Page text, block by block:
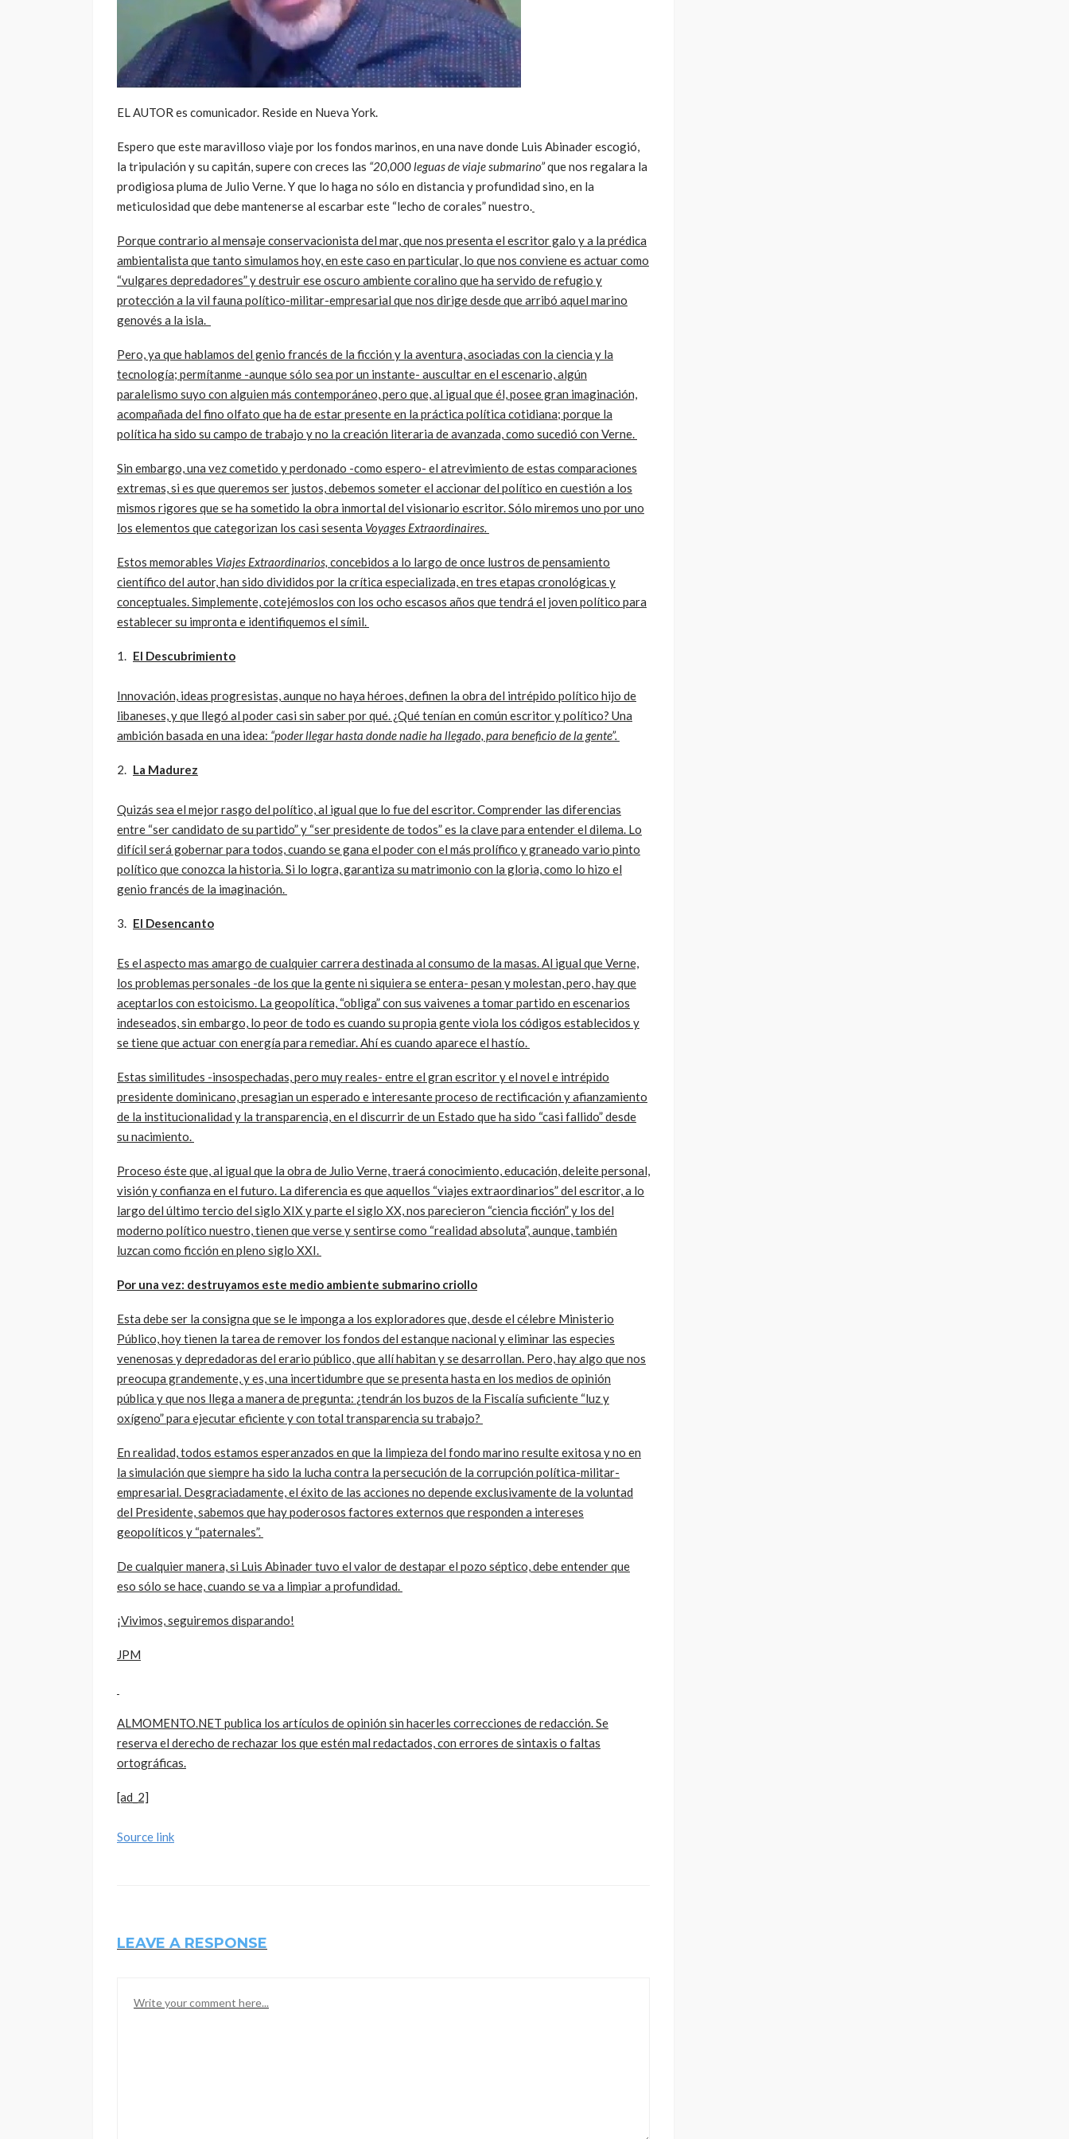
EL AUTOR es comunicador. Reside en Nueva York.
Espero que este maravilloso viaje por los fondos marinos, en una nave donde Luis Abinader escogió,
la tripulación y su capitán, supere con creces las “20,000 leguas de viaje submarino”que nos regalara la
prodigiosa pluma de Julio Verne. Y que lo haga no sólo en distancia y profundidad sino, en la
meticulosidad que debe mantenerse al escarbar este “lecho de corales” nuestro.
Porque contrario al mensaje conservacionista del mar, que nos presenta el escritor galo y a la prédica
ambientalista que tanto simulamos hoy, en este caso en particular, lo que nos conviene es actuar como
“vulgares depredadores” y destruir ese oscuro ambiente coralino que ha servido de refugio y
protección a la vil fauna político-militar-empresarial que nos dirige desde que arribó aquel marino
genovés a la isla.
Pero, ya que hablamos del genio francés de la ficción y la aventura, asociadas con la ciencia y la
tecnología; permítanme -aunque sólo sea por un instante- auscultar en el escenario, algún
paralelismo suyo con alguien más contemporáneo, pero que, al igual que él, posee gran imaginación,
acompañada del fino olfato que ha de estar presente en la práctica política cotidiana; porque la
política ha sido su campo de trabajo y no la creación literaria de avanzada, como sucedió con Verne.
Sin embargo, una vez cometido y perdonado -como espero- el atrevimiento de estas comparaciones
extremas, si es que queremos ser justos, debemos someter el accionar del político en cuestión a los
mismos rigores que se ha sometido la obra inmortal del visionario escritor. Sólo miremos uno por uno
los elementos que categorizan los casi sesenta Voyages Extraordinaires.
Estos memorables Viajes Extraordinarios, concebidos a lo largo de once lustros de pensamiento
científico del autor, han sido divididos por la crítica especializada, en tres etapas cronológicas y
conceptuales. Simplemente, cotejémoslos con los ocho escasos años que tendrá el joven político para
establecer su impronta e identifiquemos el símil.
El Descubrimiento
Innovación, ideas progresistas, aunque no haya héroes, definen la obra del intrépido político hijo de
libaneses, y que llegó al poder casi sin saber por qué. ¿Qué tenían en común escritor y político? Una
ambición basada en una idea: “poder llegar hasta donde nadie ha llegado, para beneficio de la gente”.
La Madurez
Quizás sea el mejor rasgo del político, al igual que lo fue del escritor. Comprender las diferencias
entre “ser candidato de su partido” y “ser presidente de todos” es la clave para entender el dilema. Lo
difícil será gobernar para todos, cuando se gana el poder con el más prolífico y graneado vario pinto
político que conozca la historia. Si lo logra, garantiza su matrimonio con la gloria, como lo hizo el
genio francés de la imaginación.
El Desencanto
Es el aspecto mas amargo de cualquier carrera destinada al consumo de la masas. Al igual que Verne,
los problemas personales -de los que la gente ni siquiera se entera- pesan y molestan, pero, hay que
aceptarlos con estoicismo. La geopolítica, “obliga” con sus vaivenes a tomar partido en escenarios
indeseados, sin embargo, lo peor de todo es cuando su propia gente viola los códigos establecidos y
se tiene que actuar con energía para remediar. Ahí es cuando aparece el hastío.
Estas similitudes -insospechadas, pero muy reales- entre el gran escritor y el novel e intrépido
presidente dominicano, presagian un esperado e interesante proceso de rectificación y afianzamiento
de la institucionalidad y la transparencia, en el discurrir de un Estado que ha sido “casi fallido” desde
su nacimiento.
Proceso éste que, al igual que la obra de Julio Verne, traerá conocimiento, educación, deleite personal,
visión y confianza en el futuro. La diferencia es que aquellos “viajes extraordinarios” del escritor, a lo
largo del último tercio del siglo XIX y parte el siglo XX, nos parecieron “ciencia ficción” y los del
moderno político nuestro, tienen que verse y sentirse como “realidad absoluta”, aunque, también
luzcan como ficción en pleno siglo XXI.
Por una vez: destruyamos este medio ambiente submarino criollo
Esta debe ser la consigna que se le imponga a los exploradores que, desde el célebre Ministerio
Público, hoy tienen la tarea de remover los fondos del estanque nacional y eliminar las especies
venenosas y depredadoras del erario público, que allí habitan y se desarrollan. Pero, hay algo que nos
preocupa grandemente, y es, una incertidumbre que se presenta hasta en los medios de opinión
pública y que nos llega a manera de pregunta: ¿tendrán los buzos de la Fiscalía suficiente “luz y
oxígeno” para ejecutar eficiente y con total transparencia su trabajo?
En realidad, todos estamos esperanzados en que la limpieza del fondo marino resulte exitosa y no en
la simulación que siempre ha sido la lucha contra la persecución de la corrupción política-militar-
empresarial. Desgraciadamente, el éxito de las acciones no depende exclusivamente de la voluntad
del Presidente, sabemos que hay poderosos factores externos que responden a intereses
geopolíticos y “paternales”.
De cualquier manera, si Luis Abinader tuvo el valor de destapar el pozo séptico, debe entender que
eso sólo se hace, cuando se va a limpiar a profundidad.
¡Vivimos, seguiremos disparando!
JPM
ALMOMENTO.NET publica los artículos de opinión sin hacerles correcciones de redacción. Se
reserva el derecho de rechazar los que estén mal redactados, con errores de sintaxis o faltas
ortográficas.
[ad_2]
Source link
LEAVE A RESPONSE